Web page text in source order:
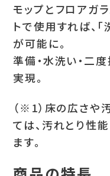
モップとフロアガ
トで使用すれば、
が可能に。
準備・水洗い・二
実現。
（※1）床の広さや
ては、汚れとり性
ます。